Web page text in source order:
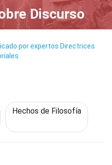
Discurso
por expertos Directrices
Hechos de Filosofía